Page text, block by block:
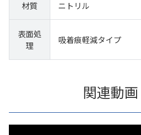
材質 ニトリル
表面処
理
吸着痕軽減タイプ
関連動画